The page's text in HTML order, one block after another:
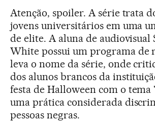
Atenção, spoiler. A série trata
jovens universitários em uma
de elite. A aluna de audiovisual
White possui um programa de
leva o nome da série, onde
dos alunos brancos da
festa de Halloween com o tema
uma prática considerada
pessoas negras.